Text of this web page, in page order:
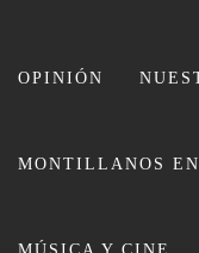
OPINIÓN
MONTILLANOS
Los usuarios